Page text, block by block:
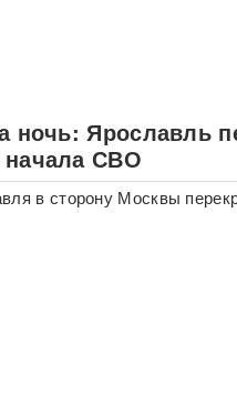
ночь: Ярославль
СВО
в сторону Москвы